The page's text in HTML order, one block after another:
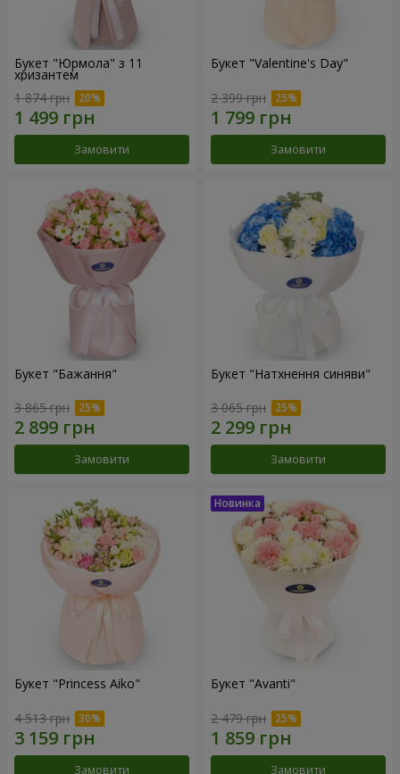
Букет "Юрмола" з 11
хризантем
1 874 грн
Замовити
Букет "Valentine's Day"
2 399 грн
Замовити
Букет "Бажання"
3 865 грн
Замовити
Букет "Натхнення синяви"
3 065 грн
Замовити
Букет "Princess Aiko"
4 513 грн
Замовити
Букет "Avanti"
2 479 грн
Замовити